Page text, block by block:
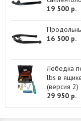
19 500 р.
16 500 р.
Лебедка
lbs в
(версия 2)
29 950 р.